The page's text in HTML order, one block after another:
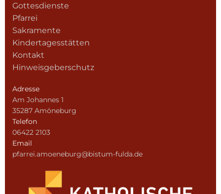
Gottesdienste
Pfarrei
Sakramente
Kindertagesstätten
Kontakt
Hinweisgeberschutz
Adresse
Am Johannes 1
35287 Amöneburg
Telefon
06422 2103
Email
pfarrei.amoeneburg@bistum-fulda.de